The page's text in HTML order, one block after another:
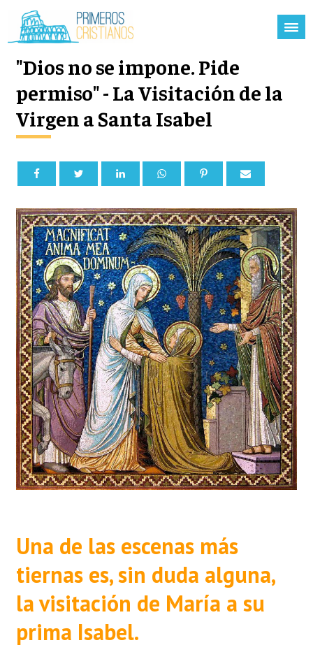
"Dios no se impone. Pide
permiso" - La Visitación de la
Virgen a Santa Isabel
Una de las escenas más
tiernas es, sin duda alguna,
la visitación de María a su
prima Isabel.